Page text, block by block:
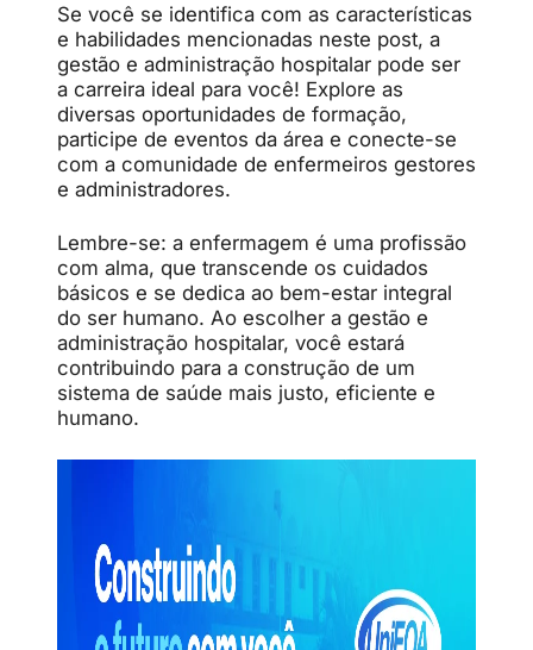
Se você se identifica com as características
e habilidades mencionadas neste post, a
gestão e administração hospitalar pode ser
a carreira ideal para você! Explore as
diversas oportunidades de formação,
participe de eventos da área e conecte-se
com a comunidade de enfermeiros gestores
e administradores.
Lembre-se: a enfermagem é uma profissão
com alma, que transcende os cuidados
básicos e se dedica ao bem-estar integral
do ser humano. Ao escolher a gestão e
administração hospitalar, você estará
contribuindo para a construção de um
sistema de saúde mais justo, eficiente e
humano.